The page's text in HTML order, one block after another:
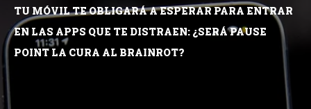
TU MÓVIL TE OBLIGARÁ A ESPERAR PARA ENTRAR
EN LAS APPS QUE TE DISTRAEN: ¿SERÁ PAUSE
POINT LA CURA AL BRAINROT?